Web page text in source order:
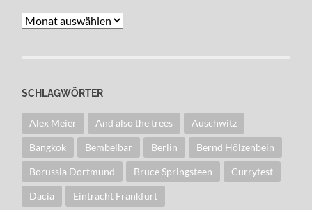
Archiv
SCHLAGWÖRTER
Alex Meier And also the trees Auschwitz
Bangkok Bembelbar Berlin Bernd Hölzenbein
Borussia Dortmund Bruce Springsteen Currytest
Dacia Eintracht Frankfurt